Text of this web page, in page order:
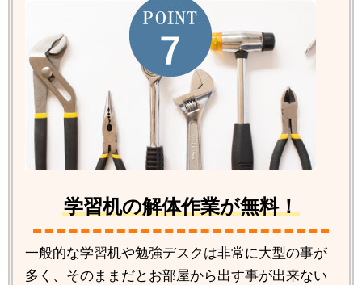
学習机の解体作業が無料！
一般的な学習机や勉強デスクは非常に大型の事が
多く、そのままだとお部屋から出す事が出来ない